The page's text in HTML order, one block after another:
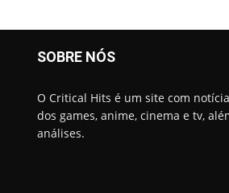
SOBRE NÓS
O Critical Hits é um site com
dos games, anime, cinema e tv,
análises.